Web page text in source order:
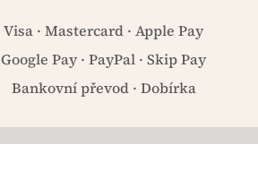
Visa · Mastercard · Apple Pay
Google Pay · PayPal · Skip Pay
Bankovní převod · Dobírka